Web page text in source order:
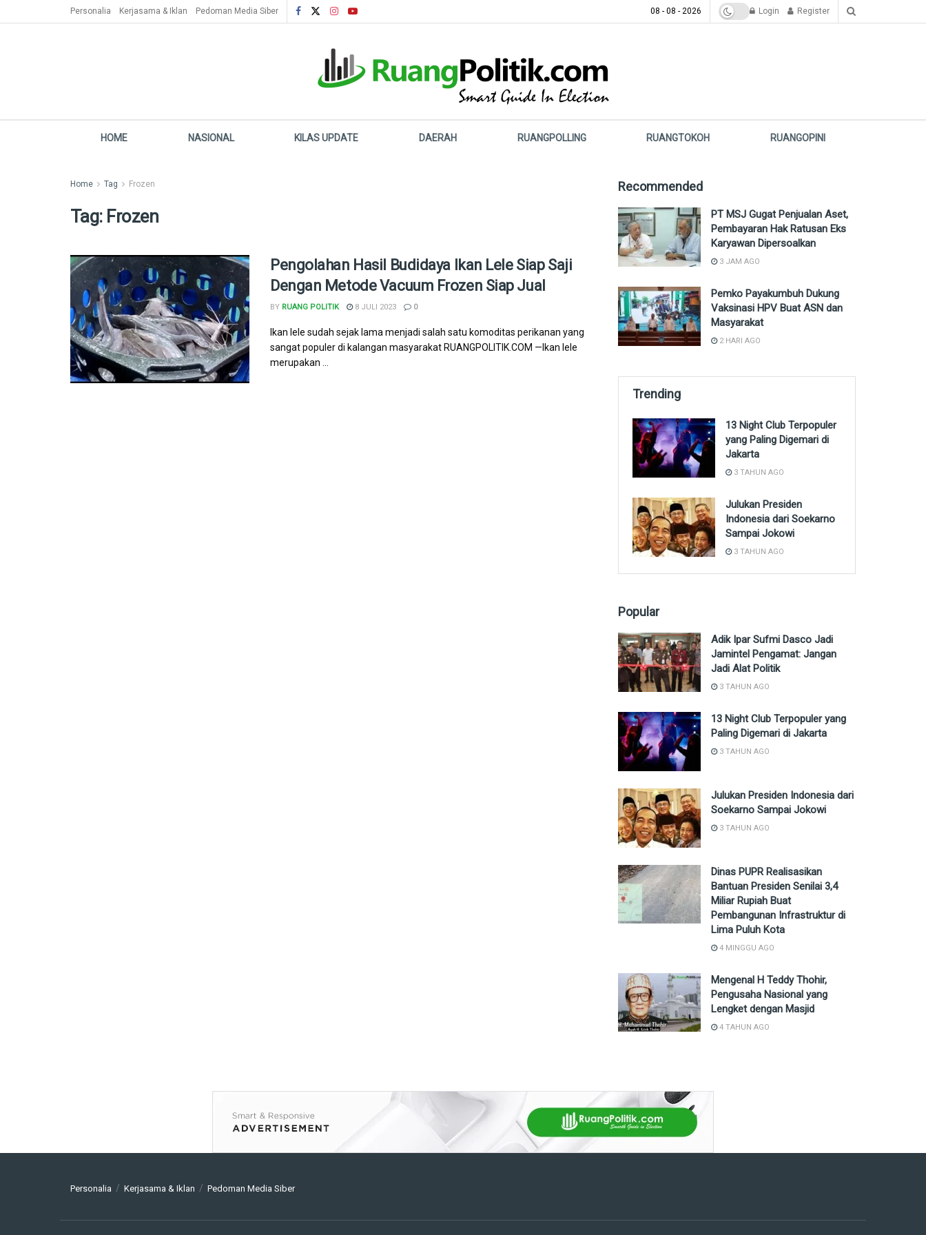
Personalia Kerjasama & Iklan Pedoman Media Siber 08 - 08 - 2026 Login Register
HOME NASIONAL KILAS UPDATE DAERAH RUANGPOLLING RUANGTOKOH RUANGOPINI
Home Tag Frozen
Tag: Frozen
Pengolahan Hasil Budidaya Ikan Lele Siap Saji
Dengan Metode Vacuum Frozen Siap Jual
BY RUANG POLITIK 8 JULI 2023 0
Ikan lele sudah sejak lama menjadi salah satu komoditas perikanan yang
sangat populer di kalangan masyarakat RUANGPOLITIK.COM —Ikan lele
merupakan ...
Recommended
PT MSJ Gugat Penjualan Aset,
Pembayaran Hak Ratusan Eks
Karyawan Dipersoalkan
3 JAM AGO
Pemko Payakumbuh Dukung
Vaksinasi HPV Buat ASN dan
Masyarakat
2 HARI AGO
Trending
13 Night Club Terpopuler
yang Paling Digemari di
Jakarta
3 TAHUN AGO
Julukan Presiden
Indonesia dari Soekarno
Sampai Jokowi
3 TAHUN AGO
Popular
Adik Ipar Sufmi Dasco Jadi
Jamintel Pengamat: Jangan
Jadi Alat Politik
3 TAHUN AGO
13 Night Club Terpopuler yang
Paling Digemari di Jakarta
3 TAHUN AGO
Julukan Presiden Indonesia dari
Soekarno Sampai Jokowi
3 TAHUN AGO
Dinas PUPR Realisasikan
Bantuan Presiden Senilai 3,4
Miliar Rupiah Buat
Pembangunan Infrastruktur di
Lima Puluh Kota
4 MINGGU AGO
Mengenal H Teddy Thohir,
Pengusaha Nasional yang
Lengket dengan Masjid
4 TAHUN AGO
Personalia Kerjasama & Iklan Pedoman Media Siber